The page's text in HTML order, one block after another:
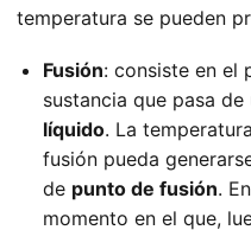
temperatura se pueden
Fusión: consiste en el
sustancia que pasa de
líquido. La
fusión pueda
de punto de fusión.
momento en el que,